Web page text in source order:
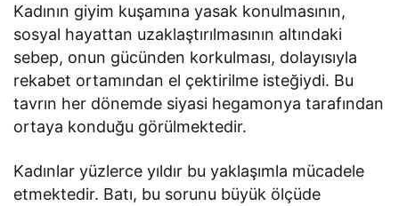
Kadının giyim kuşamına yasak konulmasının,
sosyal hayattan uzaklaştırılmasının altındaki
sebep, onun gücünden korkulması, dolayısıyla
rekabet ortamından el çektirilme isteğiydi. Bu
tavrın her dönemde siyasi hegamonya tarafından
ortaya konduğu görülmektedir.
Kadınlar yüzlerce yıldır bu yaklaşımla mücadele
etmektedir. Batı, bu sorunu büyük ölçüde